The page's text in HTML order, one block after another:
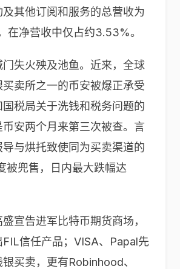
其他订阅和服务的总营收为
在净营收中仅占约3.53%。
门失火殃及池鱼。近来，全球
买卖所之一的币安被爆正承受
税局关于洗钱和税务问题的
安两个月来第三次被查。言
与烘托致使同为买卖渠道的
被兜售，日内最大跌幅达
宣告进军比特币期货商场，
FIL信任产品；VISA、Papal先
买卖，更有Robinhood、